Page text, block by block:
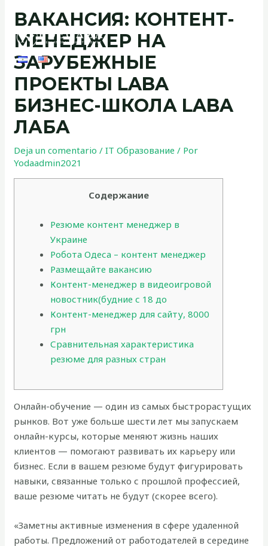
ВАКАНСИЯ: КОНТЕНТ-
МЕНЕДЖЕР НА
ЗАРУБЕЖНЫЕ
ПРОЕКТЫ LABA
БИЗНЕС-ШКОЛА LABA
ЛАБА
Deja un comentario /IT Образование / Por
Yodaadmin2021
Содержание
Резюме контент менеджер в
Украине
Робота Одеса – контент менеджер
Размещайте вакансию
Контент-менеджер в видеоигровой
новостник(будние с 18 до
Контент-менеджер для сайту, 8000
грн
Сравнительная характеристика
резюме для разных стран
Онлайн-обучение — один из самых быстрорастущих
рынков. Вот уже больше шести лет мы запускаем
онлайн-курсы, которые меняют жизнь наших
клиентов — помогают развивать их карьеру или
бизнес. Если в вашем резюме будут фигурировать
навыки, связанные только с прошлой профессией,
ваше резюме читать не будут (скорее всего).
«Заметны активные изменения в сфере удаленной
работы. Предложений от работодателей в середине